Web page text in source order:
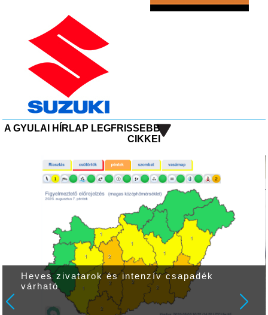
A GYULAI HÍRLAP LEGFRISSEBB
CIKKEI
Heves zivatarok és intenzív csapadék
várható